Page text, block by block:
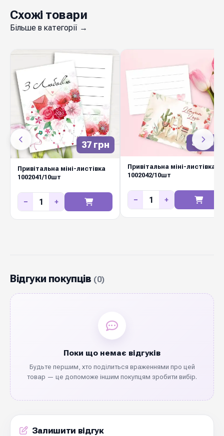
Схожі товари
Більше в категорії →
37 грн
Привітальна міні-листівка
1002041/10шт
− +
37 грн
Привітальна міні-листівка
1002042/10шт
− +
Відгуки покупців (0)
Поки що немає відгуків
Будьте першим, хто поділиться враженнями про цей
товар — це допоможе іншим покупцям зробити вибір.
Залишити відгук